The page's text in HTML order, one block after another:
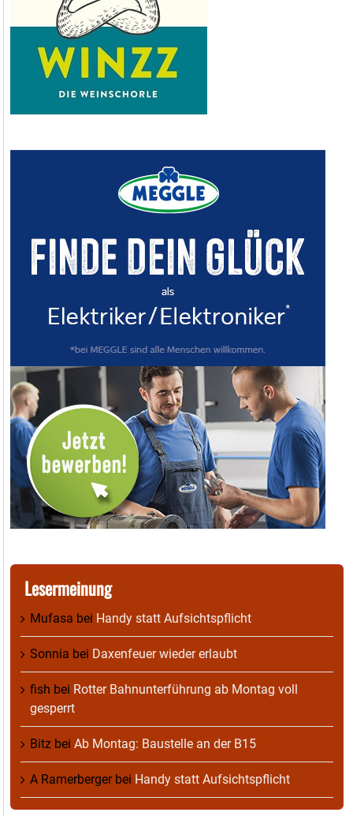
Lesermeinung
Mufasa bei Handy statt Aufsichtspflicht
Sonnia bei Daxenfeuer wieder erlaubt
fish bei Rotter Bahnunterführung ab Montag voll
gesperrt
Bitz bei Ab Montag: Baustelle an der B15
A Ramerbergerbei Handy statt Aufsichtspflicht